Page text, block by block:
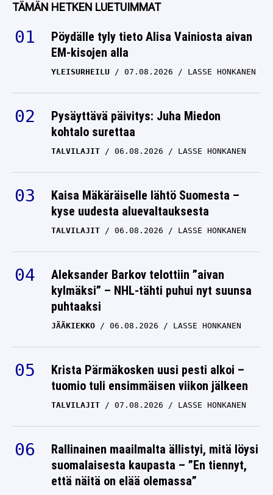
TÄMÄN HETKEN LUETUIMMAT
Pöydälle tyly tieto Alisa Vainiosta aivan
EM-kisojen alla
YLEISURHEILU 07.08.2026 LASSE HONKANEN
Pysäyttävä päivitys: Juha Miedon
kohtalo surettaa
TALVILAJIT 06.08.2026 LASSE HONKANEN
Kaisa Mäkäräiselle lähtö Suomesta –
kyse uudesta aluevaltauksesta
TALVILAJIT 06.08.2026 LASSE HONKANEN
Aleksander Barkov telottiin ”aivan
kylmäksi” – NHL-tähti puhui nyt suunsa
puhtaaksi
JÄÄKIEKKO 06.08.2026 LASSE HONKANEN
Krista Pärmäkosken uusi pesti alkoi –
tuomio tuli ensimmäisen viikon jälkeen
TALVILAJIT 07.08.2026 LASSE HONKANEN
Rallinainen maailmalta ällistyi, mitä löysi
suomalaisesta kaupasta – ”En tiennyt,
että näitä on elää olemassa”